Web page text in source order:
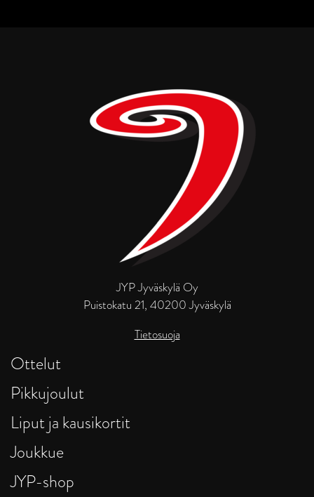
JYP Jyväskylä Oy
Puistokatu 21, 40200 Jyväskylä
Tietosuoja
Ottelut
Pikkujoulut
Liput ja kausikortit
Joukkue
JYP-shop